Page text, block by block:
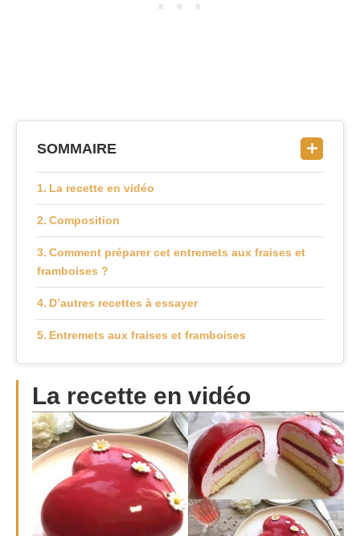
SOMMAIRE
La recette en vidéo
Composition
Comment préparer cet entremets aux fraises et
framboises ?
D’autres recettes à essayer
Entremets aux fraises et framboises
La recette en vidéo